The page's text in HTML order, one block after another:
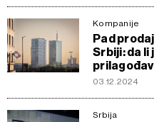
Kompanije
Pad
Srbiji: da li
03.12.2024
Srbija